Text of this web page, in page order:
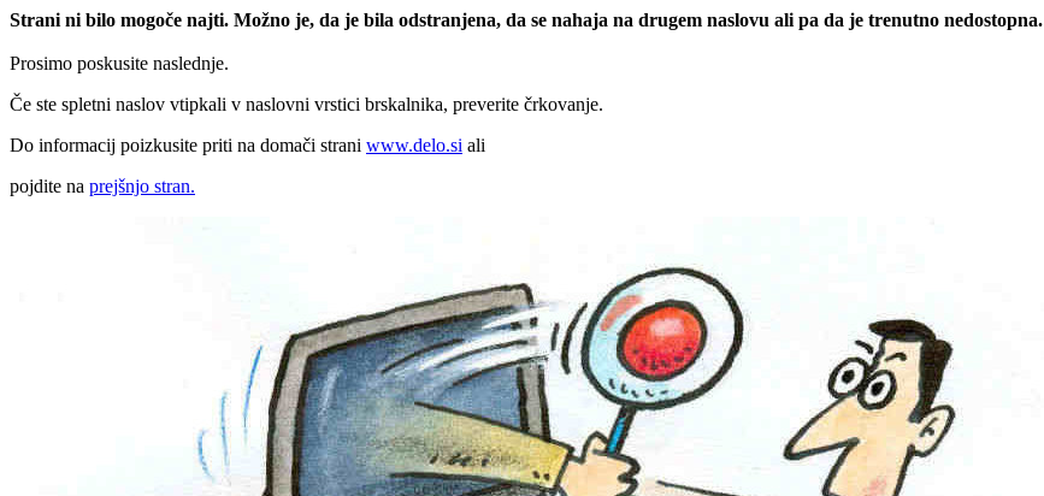
Strani ni bilo mogoče najti. Možno je, da je bila odstranjena, da se nahaja na drugem naslovu ali pa da je trenutno nedostopna.
Prosimo poskusite naslednje.
Če ste spletni naslov vtipkali v naslovni vrstici brskalnika, preverite črkovanje.
Do informacij poizkusite priti na domači strani www.delo.si ali
pojdite na prejšnjo stran.